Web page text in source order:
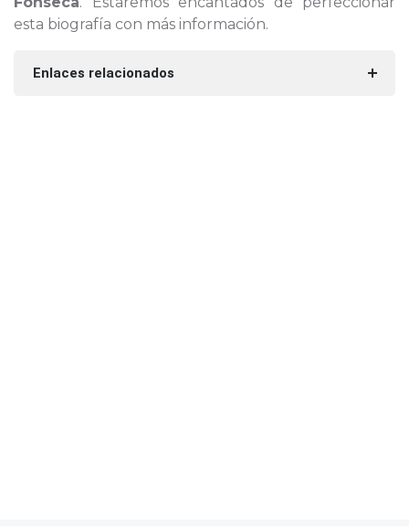
esta biografía con más información.
Enlaces relacionados